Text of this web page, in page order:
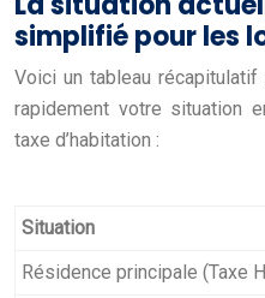
simplifié pour les
Voici un tableau
rapidement votre situation
taxe d’habitation :
Situation
Résidence principale (Taxe